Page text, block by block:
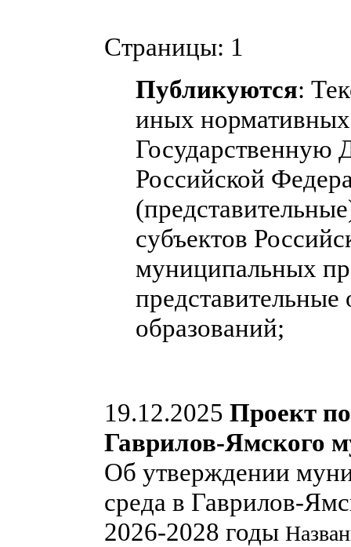
Страницы: 1
Публикуются:
иных
Государственную
Российской
субъектов
муниципальных
образований;
19.12.2025 Проект
Гаврилов-Ямского
Об утверждении
среда в Гаврилов-
2026-2028 годы